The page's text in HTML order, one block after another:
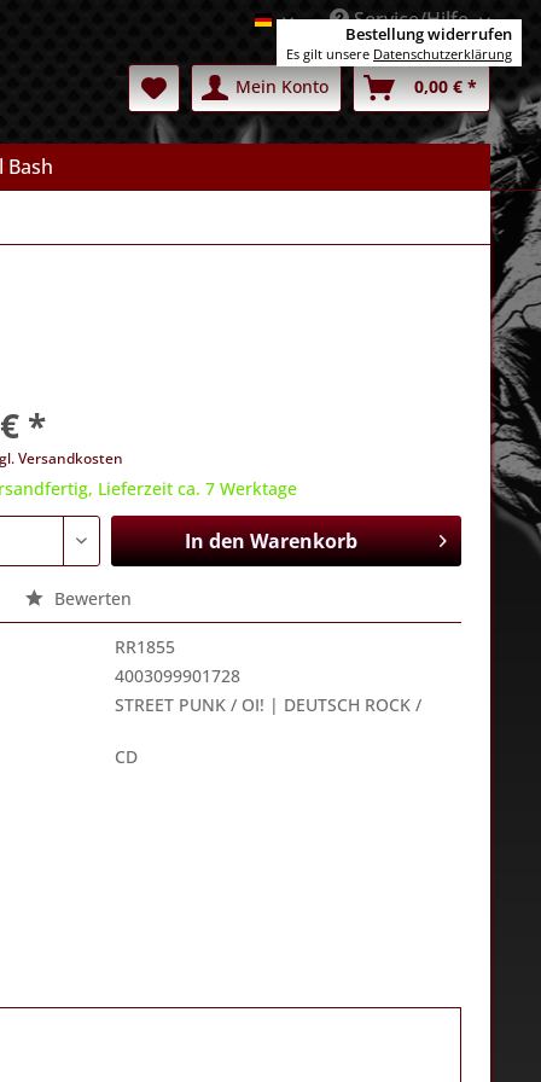
DeutschService/Hilfe
Mein Konto 0,00 € *
Bash
*
Versandkosten
Lieferzeit ca. 7 Werktage
In denWarenkorb
Bewerten
RR1855
4003099901728
STREET PUNK / OI! | DEUTSCH ROCK /
CD
Bestellung widerrufen
Es gilt unsere Datenschutzerklärung